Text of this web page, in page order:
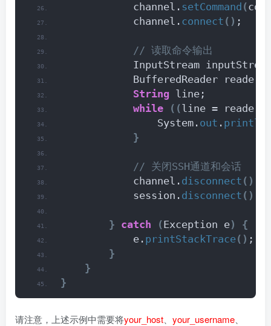
            channel.
setCommand (
            channel.
connect () ;
// 读取命令输出
InputStream
BufferedReader reader
String line;
while
((line = reader.
                System.
out . println
}
// 关闭SSH通道和会话
            channel.
disconnect ()
            session.
disconnect ()
} catch (Exception e)
{
            e.
printStackTrace() ;
}
}
}
请注意，上述示例中需要将your_host your_username